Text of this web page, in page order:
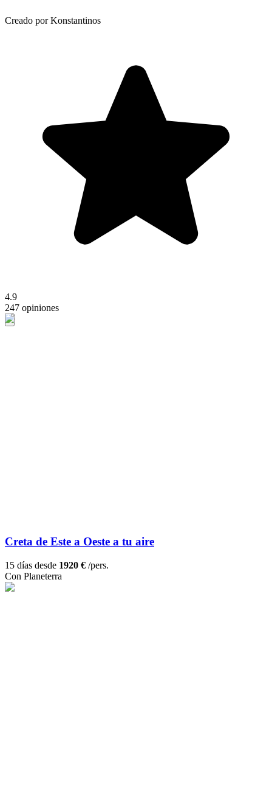
Creado por Konstantinos
4.9
247 opiniones
Creta de Este a Oeste a tu aire
15 días desde 1920 € /pers.
Con Planeterra